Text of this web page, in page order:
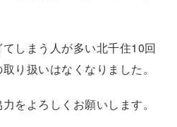
しまう人が多い北千住10回
り扱いはなくなりました。
をよろしくお願いします。